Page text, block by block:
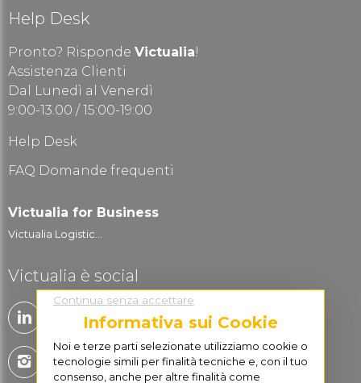
Help Desk
Pronto? Risponde Victualia!
Assistenza Clienti
Dal Lunedì al Venerdì
9:00-13.00 / 15:00-19:00
Help Desk
FAQ Domande frequenti
Victualia for Business
Victualia Logistic...
Victualia è social
Continua senza accettare
Informativa sui Cookie
Noi e terze parti selezionate utilizziamo cookie o
tecnologie simili per finalità tecniche e, con il tuo
consenso, anche per altre finalità come